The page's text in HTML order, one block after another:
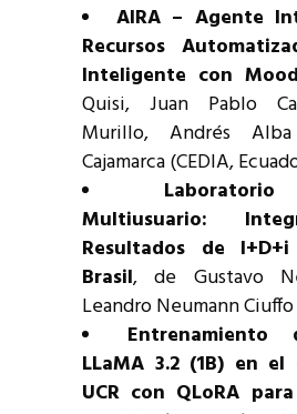
AIRA – Agente
Recursos
Inteligente con
Quisi, Juan Pablo
Murillo, Andrés
Cajamarca (CEDIA,
Multiusuario:
Resultados de
Brasil, de Gustavo
Leandro Neumann Ciuffo
Entrenamiento
LLaMA 3.2 (1B) en el
UCR con QLoRA